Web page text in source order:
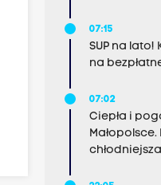
07:15
SUP na lato!
na
07:02
Ciepła i
chłodniejsza